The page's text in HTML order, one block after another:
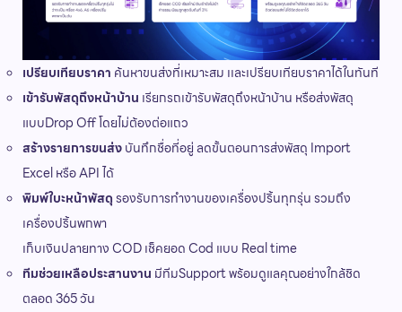
เปรียบเทียบราคา ค้นหาขนส่งที่เหมาะสม เเละเปรียบเทียบราคาได้ในทันที
เข้ารับพัสดุถึงหน้าบ้าน เรียกรถเข้ารับพัสดุถึงหน้าบ้าน หรือส่งพัสดุ
แบบDrop Off โดยไม่ต้องต่อแถว
สร้างรายการขนส่งบันทึกชื่อที่อยู่ ลดขั้นตอนการส่งพัสดุ Import
Excel หรือ API ได้
พิมพ์ใบะหน้าพัสดุรองรับการทำงานของเครื่องปริ้นทุกรุ่น รวมถึง
เครื่องปริ้นพกพา
เก็บเงินปลายทาง COD เช็คยอด Cod แบบ Real time
ทีมช่วยเหลือประสานงาน มีทีมSupport พร้อมดูแลคุณอย่างใกล้ชิด
ตลอด 365 วัน